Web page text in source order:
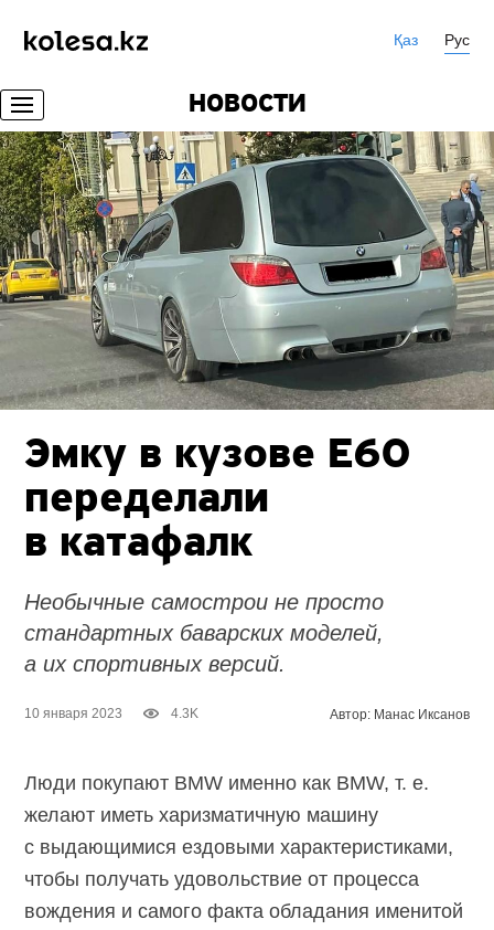
Қаз Рус
НОВОСТИ
Эмку в кузове Е60
переделали
в катафалк
Необычные самострои не просто
стандартных баварских моделей,
а их спортивных версий.
10 января 2023 4.3K Автор: Манас Иксанов
Люди покупают BMW именно как BMW, т. е.
желают иметь харизматичную машину
с выдающимися ездовыми характеристиками,
чтобы получать удовольствие от процесса
вождения и самого факта обладания именитой